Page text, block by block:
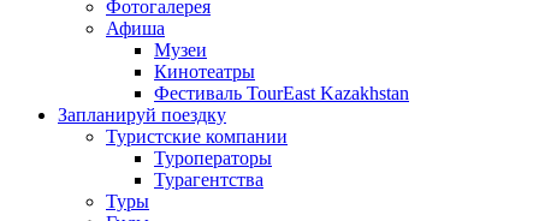
Фотогалерея
Афиша
Музеи
Кинотеатры
Фестиваль TourEast Kazakhstan
Запланируй поездку
Туристские компании
Туроператоры
Турагентства
Туры